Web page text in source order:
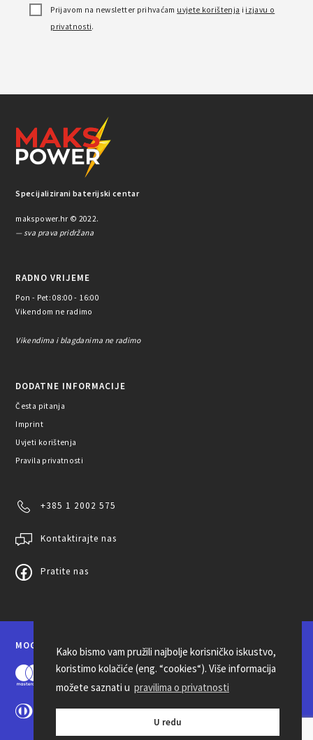
Kako bismo vam pružili najbolje korisničko iskustvo,
koristimo kolačiće (eng. “cookies“). Više informacija
možete saznati u pravilima o privatnosti
U redu
Prijavom na newsletter prihvaćam uvjete korištenja i izjavu o
privatnosti.
Specijalizirani baterijski centar
makspower.hr © 2022.
— sva prava pridržana
RADNO VRIJEME
Pon - Pet: 08:00 - 16:00
Vikendom ne radimo
Vikendima i blagdanima ne radimo
DODATNE INFORMACIJE
Česta pitanja
Imprint
Uvjeti korištenja
Pravila privatnosti
+385 1 2002 575
Kontaktirajte nas
Pratite nas
MOGUĆNOSTI PLAĆANJA